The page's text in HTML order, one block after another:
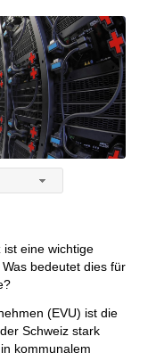
eine wichtige
bedeutet dies für
(EVU) ist die
Schweiz stark
kommunalem